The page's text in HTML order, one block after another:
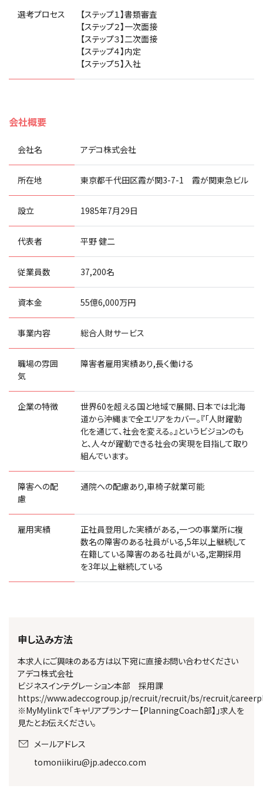
選考プロセス
【ステップ１】書類審査
【ステップ２】一次面接
【ステップ３】二次面接
【ステップ４】内定
【ステップ５】入社
会社概要
会社名 アデコ株式会社
所在地 東京都千代田区霞が関3-7-1 霞が関東急ビル
設立 1985年7月29日
代表者 平野 健二
従業員数 37,200名
資本金 55億6,000万円
事業内容 総合人財サービス
職場の雰囲
気
障害者雇用実績あり,長く働ける
企業の特徴
世界60を超える国と地域で展開、日本では北海
道から沖縄まで全エリアをカバー。『「人財躍動
化を通じて、社会を変える。』というビジョンのも
と、人々が躍動できる社会の実現を目指して取り
組んでいます。
障害への配
慮
通院への配慮あり,車椅子就業可能
雇用実績
正社員登用した実績がある,一つの事業所に複
数名の障害のある社員がいる,5年以上継続して
在籍している障害のある社員がいる,定期採用
を3年以上継続している
申し込み方法
本求人にご興味のある方は以下宛に直接お問い合わせください
アデコ株式会社
ビジネスインテグレーション本部 採用課
https://www.adeccogroup.jp/recruit/recruit/bs/recruit/
※MyMylinkで「キャリアプランナー【PlanningCoach部】」求人を
見たとお伝えください。
メールアドレス
tomoniikiru@jp.adecco.com